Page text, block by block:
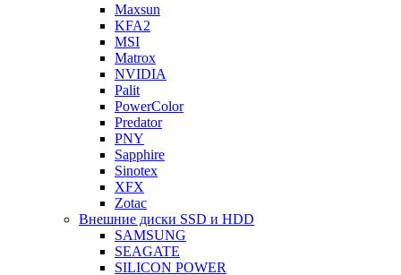
Maxsun
KFA2
MSI
Matrox
NVIDIA
Palit
PowerColor
Predator
PNY
Sapphire
Sinotex
XFX
Zotac
Внешние диски SSD и HDD
SAMSUNG
SEAGATE
SILICON POWER